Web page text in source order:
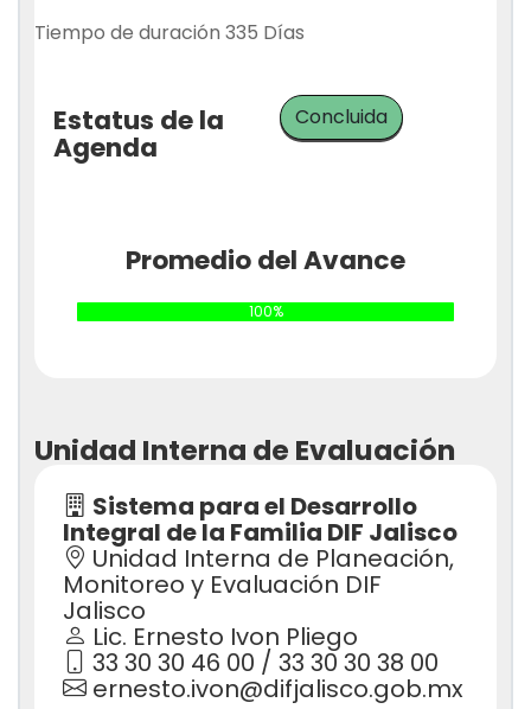
Tiempo de duración 335 Días
Estatus de la
Agenda
Concluida
Promedio del Avance
100%
Unidad Interna de Evaluación
Sistema para el Desarrollo
Integral de la Familia DIF Jalisco
Unidad Interna de Planeación,
Monitoreo y Evaluación DIF
Jalisco
Lic. Ernesto Ivon Pliego
33 30 30 46 00 / 33 30 30 38 00
ernesto.ivon@difjalisco.gob.mx